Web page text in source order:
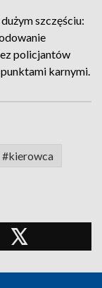
szczęściu:
policjantów
karnymi.
#kierowca